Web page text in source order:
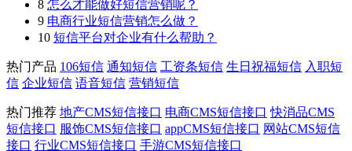
8 怎么才能做好短信营销呢？
9 电商行业短信营销怎么做？
10 短信平台对企业有什么帮助？
热门产品 106短信 通知短信 工资条短信 生日祝福短信 入职短
信 企业短信 语音短信 营销短信
热门推荐 地产CMS短信接口 电商CMS短信接口 快消品CMS
短信接口 服饰CMS短信接口 appCMS短信接口 网站CMS短信
接口 行业CMS短信接口 手游CMS短信接口